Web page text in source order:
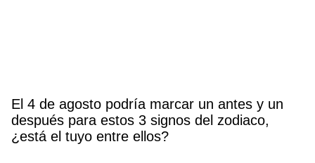
El 4 de agosto podría marcar un antes y un
después para estos 3 signos del zodiaco,
¿está el tuyo entre ellos?